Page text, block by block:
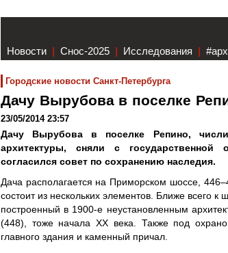
Новости | Снос-2025 | Исследования |
Городские новости Санкт-Петербурга
Дачу Вырубова в поселке
23/05/2014 23:57
Дачу Вырубова в поселке Репино,
архитектуры, сняли с
согласился совет по сохранению наследия.
Дача располагается на Приморском шоссе,
состоит из нескольких элементов. Ближе всего
построенный в 1900-е неустановленным
(448), тоже начала XX века. Также под
главного здания и каменный причал.